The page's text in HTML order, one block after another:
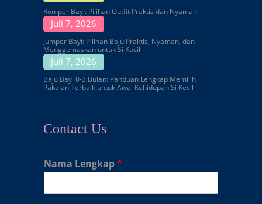
Romper Bayi: Pilihan Outfit Praktis dan Nyaman
Juli 7, 2026
Jumper Bayi: Pilihan Baju Praktis, Nyaman, dan
Menggemaskan untuk Si Kecil
Juli 7, 2026
Baju Bayi 0-3 Bulan: Panduan Lengkap Memilih
Pakaian Terbaik untuk Awal Kehidupan Si Kecil
Contact Us
Nama Lengkap*